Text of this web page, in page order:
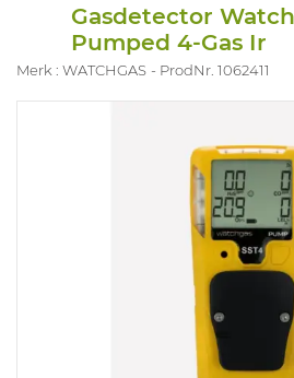
Gasdetector
Pumped 4-Gas Ir
Merk : WATCHGAS ProdNr. 1062411